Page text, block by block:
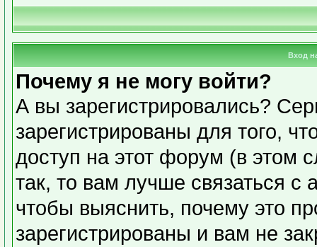
Вход
Почему я не могу войти?
А вы зарегистрировались?
зарегистрированы для того,
доступ на этот форум (в этом
так, то вам лучше связаться
чтобы выяснить, почему это
зарегистрированы и вам не